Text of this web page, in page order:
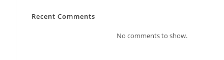
Recent Comments
No comments to show.